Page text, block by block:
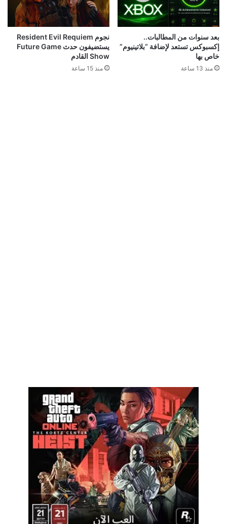
بعد سنوات من المطالبات..
إكسبوكس تستعد لإضافة “بلاتينيوم”
خاص بها
منذ 13 ساعة
نجوم Resident Evil Requiem
يستضيفون حدث Future Game
Show القادم
منذ 15 ساعة